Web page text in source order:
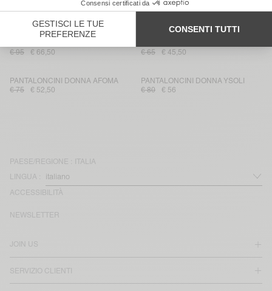
PANTALONCINI DONNA ANKAZ
PANTALONCINI DONNA ANKAZ
€ 95
€ 66,50
€ 65
€ 45,50
PANTALONCINI DONNA AFOMA
€ 75
€ 52,50
PANTALONCINI DONNA YSOLI
€ 80
€ 56
PAESE/REGIONE :
ITALIA
LINGUA :
ACCESSIBILITÀ
JOIN US
SERVIZIO CLIENTI
NEWSLETTER